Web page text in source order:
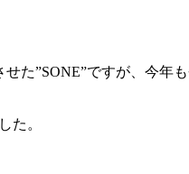
た”SONE”ですが、今年
た。